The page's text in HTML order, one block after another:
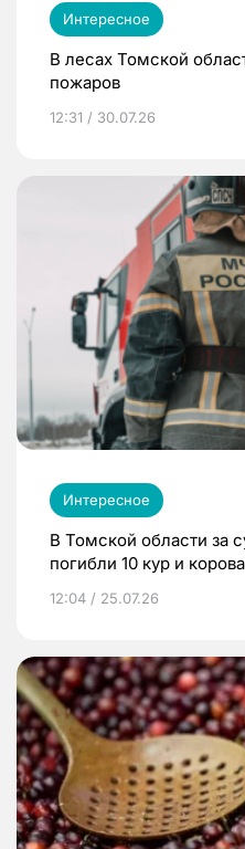
Интересное
В лесах Томской
пожаров
12:31 / 30.07.26
Интересное
В Томской области за
погибли 10 кур и корова
12:04 / 25.07.26